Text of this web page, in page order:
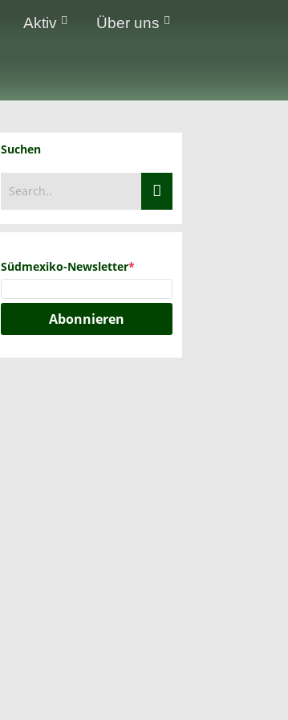
Aktiv Über uns
Suchen
Südmexiko-Newsletter*
Abonnieren